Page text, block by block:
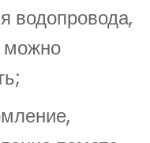
водопровода,
можно